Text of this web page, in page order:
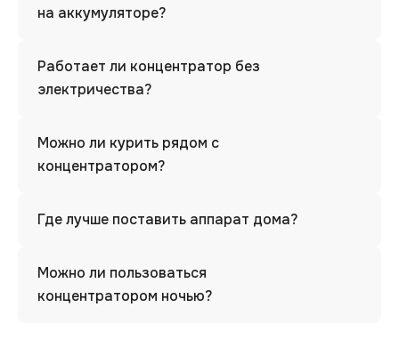
на аккумуляторе?
Работает ли концентратор без
электричества?
Можно ли курить рядом с
концентратором?
Где лучше поставить аппарат дома?
Можно ли пользоваться
концентратором ночью?